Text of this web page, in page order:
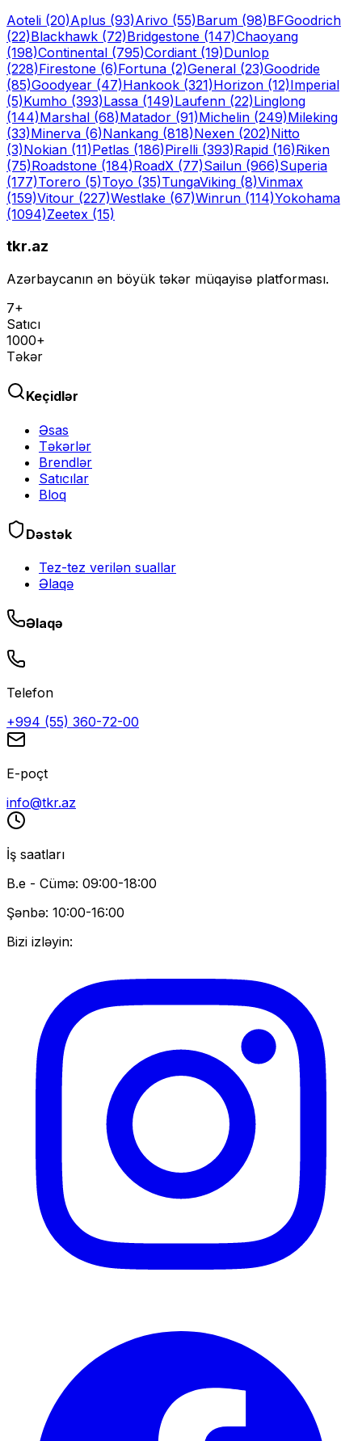
Aoteli (20)Aplus (93)Arivo (55)Barum (98)BFGoodrich
(22)Blackhawk (72)Bridgestone (147)Chaoyang
(198)Continental (795)Cordiant (19)Dunlop
(228)Firestone (6)Fortuna (2)General (23)Goodride
(85)Goodyear (47)Hankook (321)Horizon (12)Imperial
(5)Kumho (393)Lassa (149)Laufenn (22)Linglong
(144)Marshal (68)Matador (91)Michelin (249)Mileking
(33)Minerva (6)Nankang (818)Nexen (202)Nitto
(3)Nokian (11)Petlas (186)Pirelli (393)Rapid (16)Riken
(75)Roadstone (184)RoadX (77)Sailun (966)Superia
(177)Torero (5)Toyo (35)TungaViking (8)Vinmax
(159)Vitour (227)Westlake (67)Winrun (114)Yokohama
(1094)Zeetex (15)
tkr.az
Azərbaycanın ən böyük təkər müqayisə platforması.
7+
Satıcı
1000+
Təkər
Keçidlər
Əsas
Təkərlər
Brendlər
Satıcılar
Bloq
Dəstək
Tez-tez verilən suallar
Əlaqə
Əlaqə
Telefon
+994 (55) 360-72-00
E-poçt
info@tkr.az
İş saatları
B.e - Cümə: 09:00-18:00
Şənbə: 10:00-16:00
Bizi izləyin: